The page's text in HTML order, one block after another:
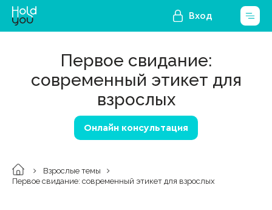
Вход
Первое свидание:
современный этикет для
взрослых
Онлайн консультация
Взрослые темы
Первое свидание: современный этикет для взрослых